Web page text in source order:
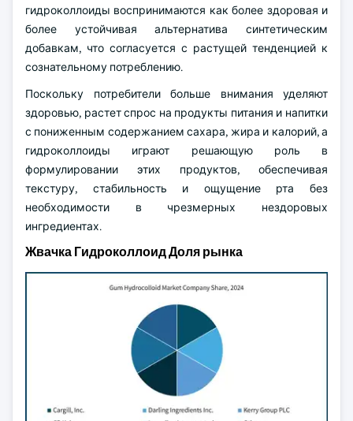
гидроколлоиды воспринимаются как более здоровая и
более устойчивая альтернатива синтетическим
добавкам, что согласуется с растущей тенденцией к
сознательному потреблению.
Поскольку потребители больше внимания уделяют
здоровью, растет спрос на продукты питания и напитки
с пониженным содержанием сахара, жира и калорий, а
гидроколлоиды играют решающую роль в
формулировании этих продуктов, обеспечивая
текстуру, стабильность и ощущение рта без
необходимости в чрезмерных нездоровых
ингредиентах.
Жвачка Гидроколлоид Доля рынка